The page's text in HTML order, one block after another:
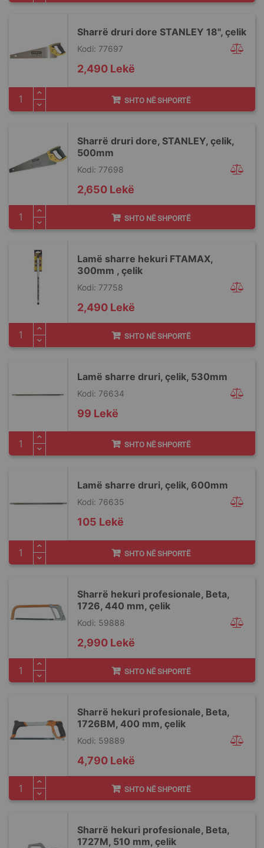
Sharrë druri dore STANLEY 18", çelik
Kodi: 77697
2,490 Lekë
SHTO NË SHPORTË
Sharrë druri dore, STANLEY, çelik,
500mm
Kodi: 77698
2,650 Lekë
SHTO NË SHPORTË
Lamë sharre hekuri FTAMAX,
300mm , çelik
Kodi: 77758
2,490 Lekë
SHTO NË SHPORTË
Lamë sharre druri, çelik, 530mm
Kodi: 76634
99 Lekë
SHTO NË SHPORTË
Lamë sharre druri, çelik, 600mm
Kodi: 76635
105 Lekë
SHTO NË SHPORTË
Sharrë hekuri profesionale, Beta,
1726, 440 mm, çelik
Kodi: 59888
2,990 Lekë
SHTO NË SHPORTË
Sharrë hekuri profesionale, Beta,
1726BM, 400 mm, çelik
Kodi: 59889
4,790 Lekë
SHTO NË SHPORTË
Sharrë hekuri profesionale, Beta,
1727M, 510 mm, çelik